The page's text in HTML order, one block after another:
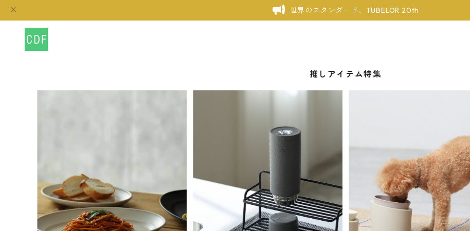
世界のスタンダード、TUBELOR 20th
推しアイテム特集